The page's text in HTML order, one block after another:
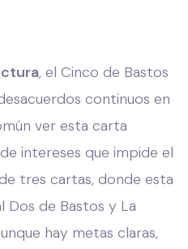
, el Cinco de Bastos
continuos en
ver esta carta
intereses que impide el
tres cartas, donde esta
Dos de Bastos y La
hay metas claras,